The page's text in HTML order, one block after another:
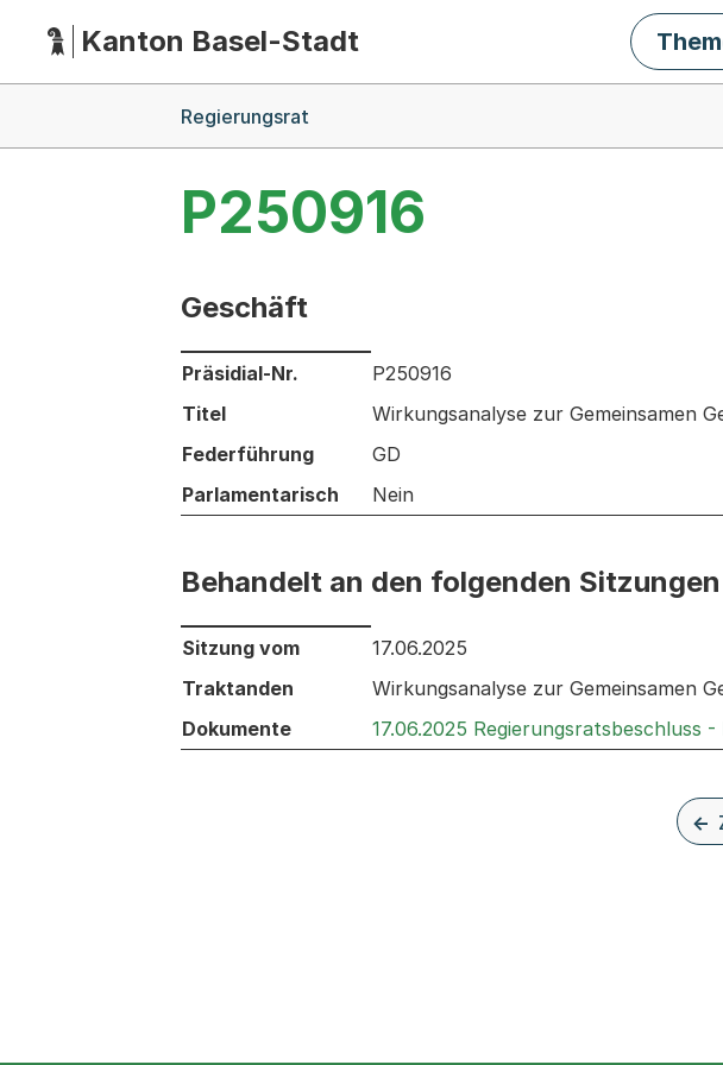
HauptnavigationKanton Basel-Stadt
Regierungsrat
P250916
Geschäft
Informationen zum Ausgewählten Geschäft
Präsidial-Nr.
P250916
Titel
Wirkungsanalyse zur Gemeinsamen
Federführung
GD
Parlamentarisch
Nein
Behandelt an den folgenden Sitzungen
Behandelt an den folgenden Sitzungen: Informationen zu
Sitzung vom
17.06.2025
Traktanden
Wirkungsanalyse zur Gemeinsamen
Dokumente
17.06.2025 Regierungsratsbeschluss -